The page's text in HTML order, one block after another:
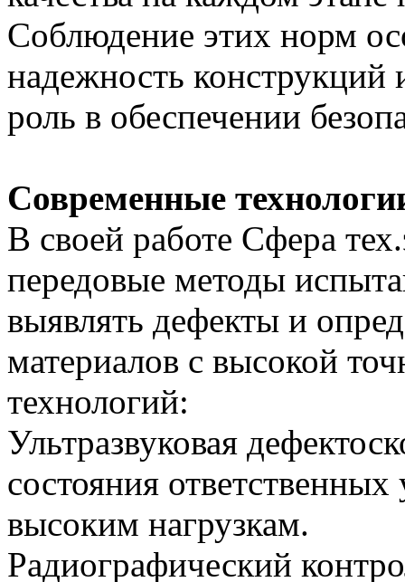
Соблюдение этих норм
надежность конструкций
роль в обеспечении
Современные
В своей работе Сфера
передовые методы
выявлять дефекты и
материалов с высокой
технологий:
Ультразвуковая
состояния
высоким нагрузкам.
Радиографический